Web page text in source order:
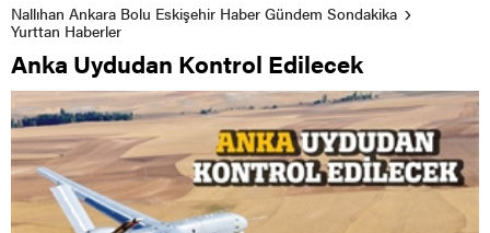
Nallıhan Ankara Bolu Eskişehir Haber Gündem Sondakika
Yurttan Haberler
Anka Uydudan Kontrol Edilecek